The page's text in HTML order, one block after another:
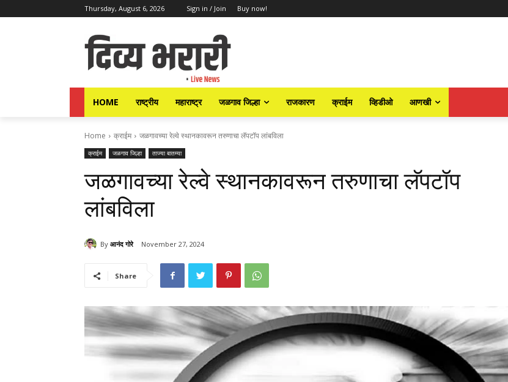
Thursday, August 6, 2026 Sign in / Join Buy now!
HOME राष्ट्रीय महाराष्ट्र जळगाव जिल्हा राजकारण क्राईम व्हिडीओ आणखी
Home क्राईम जळगावच्या रेल्वे स्थानकावरून तरुणाचा लॅपटॉप लांबविला
क्राईम जळगाव जिल्हा ताज्या बातम्या
जळगावच्या रेल्वे स्थानकावरून तरुणाचा लॅपटॉप
लांबविला
By आनंद गोरे November 27, 2024
Share